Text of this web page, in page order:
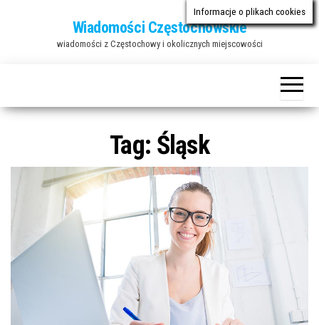
Wiadomości Częstochowskie
wiadomości z Częstochowy i okolicznych miejscowości
Tag: Śląsk
Informacje o plikach cookies